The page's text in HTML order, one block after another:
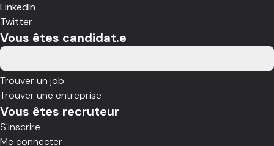
LinkedIn
Twitter
Vous êtes candidat.e
Trouver un job
Trouver une entreprise
Vous êtes recruteur
S'inscrire
Me connecter